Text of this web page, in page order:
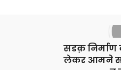
सडक़ निर्माण
लेकर आमने